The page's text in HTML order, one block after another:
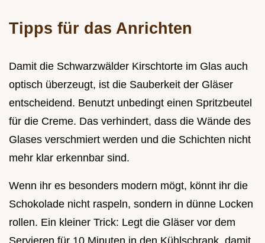
Tipps für das Anrichten
Damit die Schwarzwälder Kirschtorte im Glas auch
optisch überzeugt, ist die Sauberkeit der Gläser
entscheidend. Benutzt unbedingt einen Spritzbeutel
für die Creme. Das verhindert, dass die Wände des
Glases verschmiert werden und die Schichten nicht
mehr klar erkennbar sind.
Wenn ihr es besonders modern mögt, könnt ihr die
Schokolade nicht raspeln, sondern in dünne Locken
rollen. Ein kleiner Trick: Legt die Gläser vor dem